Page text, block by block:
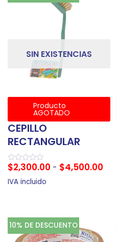
SIN EXISTENCIAS
Producto
AGOTADO
CEPILLO
RECTANGULAR
Valorado
en
0
$2,300.00 - $4,500.00
IVA incluido
10% DE DESCUENTO